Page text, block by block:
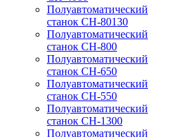
Полуавтоматический
станок CH-80130
Полуавтоматический
станок CH-800
Полуавтоматический
станок CH-650
Полуавтоматический
станок CH-550
Полуавтоматический
станок CH-1300
Полуавтоматический